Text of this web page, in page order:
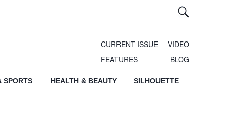
CURRENT ISSUE
VIDEO
FEATURES
BLOG
SPORTS HEALTH & BEAUTY SILHOUETTE